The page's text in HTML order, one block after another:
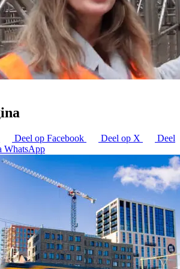
Deel op Facebook Deel op X
Deel
WhatsApp